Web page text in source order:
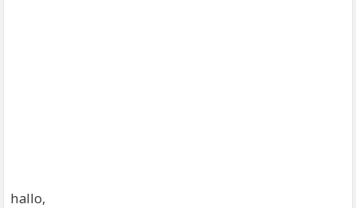
hallo,